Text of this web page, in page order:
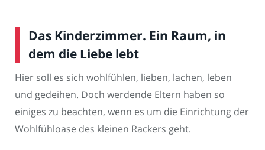
Das Kinderzimmer. Ein Raum, in
dem die Liebe lebt
Hier soll es sich wohlfühlen, lieben, lachen, leben
und gedeihen. Doch werdende Eltern haben so
einiges zu beachten, wenn es um die Einrichtung der
Wohlfühloase des kleinen Rackers geht.